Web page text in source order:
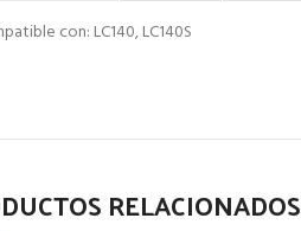
con: LC140, LC140S
RELACIONADOS